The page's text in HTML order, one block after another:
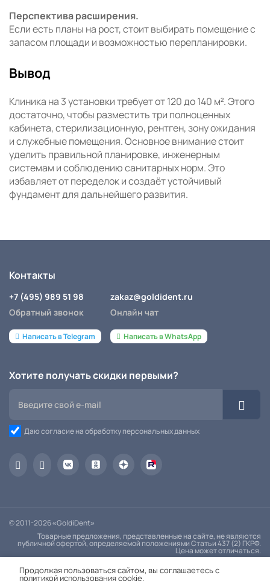
Перспектива расширения.
Если есть планы на рост, стоит выбирать помещение с
запасом площади и возможностью перепланировки.
Вывод
Клиника на 3 установки требует от 120 до 140 м². Этого
достаточно, чтобы разместить три полноценных
кабинета, стерилизационную, рентген, зону ожидания
и служебные помещения. Основное внимание стоит
уделить правильной планировке, инженерным
системам и соблюдению санитарных норм. Это
избавляет от переделок и создаёт устойчивый
фундамент для дальнейшего развития.
Контакты
+7 (495) 989 51 98
Обратный звонок
Написать в Telegram
zakaz@goldident.ru
Онлайн чат
Написать в WhatsApp
Хотите получать скидки первыми?
Даю согласие на обработку персональных данных
© 2011-2026 «GoldiDent»
Товарные предложения, представленные на сайте, не являются
публичной офертой, определяемой положениями Статьи 437 (2) ГКРФ.
Цена может отличаться.
Продолжая пользоваться сайтом, вы соглашаетесь с
политикой использования cookie.